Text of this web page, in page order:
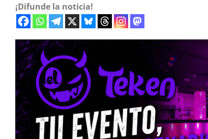
¡Difunde la noticia!